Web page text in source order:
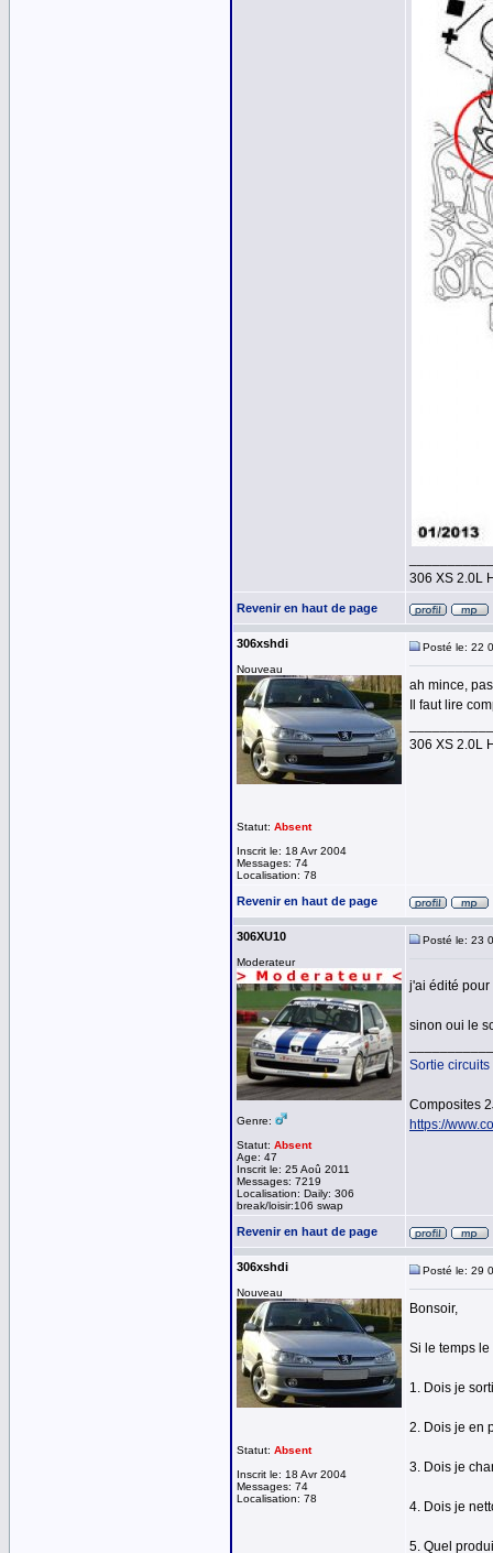
306 XS 2.0L
Revenir en haut de page
306xshdi
Nouveau
Statut: Absent
Inscrit le: 18 Avr 2004
Messages: 74
Localisation: 78
Posté le: 22
ah mince,
Il faut lire
306 XS 2.0L
Revenir en haut de page
306XU10
Moderateur
Genre:
Statut: Absent
Age: 47
Inscrit le: 25 Aoû 2011
Messages: 7219
Localisation: Daily: 306
break/loisir:106 swap
Posté le: 23
j'ai édité
sinon oui le
Sortie circuits
Composites
https://
Revenir en haut de page
306xshdi
Nouveau
Statut: Absent
Inscrit le: 18 Avr 2004
Messages: 74
Localisation: 78
Posté le: 29
Bonsoir,
Si le temps
1. Dois je
2. Dois je en
3. Dois je
4. Dois je
5. Quel